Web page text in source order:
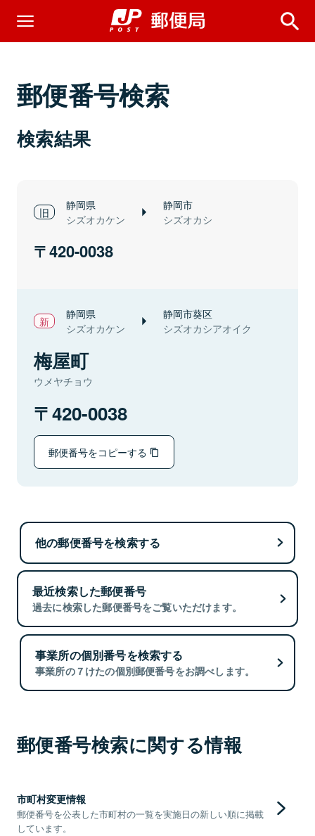
郵便番号検索
検索結果
静岡県
シズオカケン
静岡市
シズオカシ
420-0038
静岡県
シズオカケン
静岡市葵区
シズオカシアオイク
梅屋町
ウメヤチョウ
420-0038
郵便番号をコピーする
他の郵便番号を検索する
最近検索した郵便番号
過去に検索した郵便番号をご覧いただけます。
事業所の個別番号を検索する
事業所の７けたの個別郵便番号をお調べします。
郵便番号検索に関する情報
市町村変更情報
郵便番号を公表した市町村の一覧を実施日の新しい順に掲載
しています。